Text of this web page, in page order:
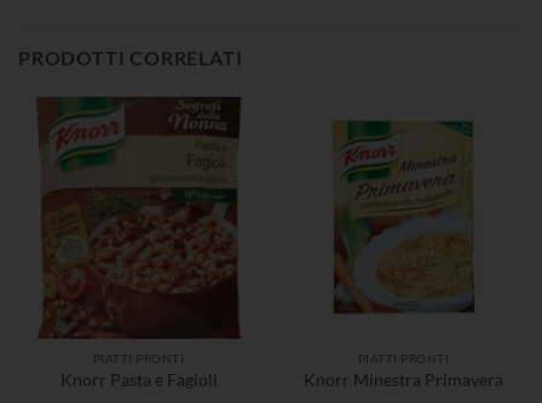
PRODOTTI CORRELATI
PIATTI PRONTI
Knorr Pasta e Fagioli
PIATTI PRONTI
Knorr Minestra Primavera